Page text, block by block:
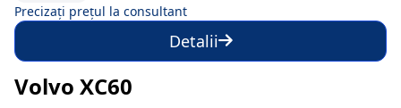
Precizați prețul la consultant
Detalii
În stoc 526.17 EUR/lună
Volvo XC60